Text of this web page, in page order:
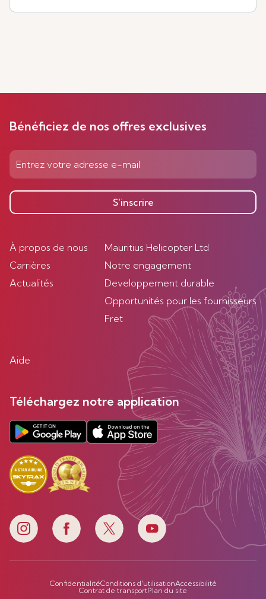
Bénéficiez de nos offres exclusives
S’inscrire
À propos de nous
Carrières
Actualités
Mauritius Helicopter Ltd
Notre engagement
Developpement durable
Opportunités pour les fournisseurs
Fret
Aide
Téléchargez notre application
ConfidentialitéConditions d'utilisationAccessibilité
Contrat de transportPlan du site